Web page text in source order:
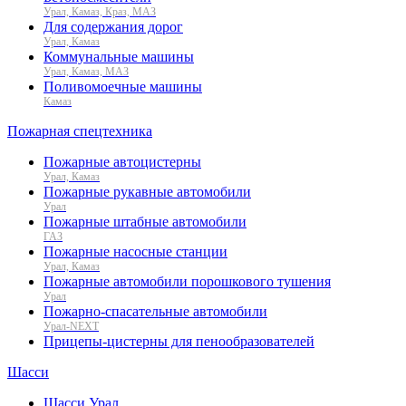
Урал, Камаз, Краз, МАЗ
Для содержания дорог
Урал, Камаз
Коммунальные машины
Урал, Камаз, МАЗ
Поливомоечные машины
Камаз
Пожарная спецтехника
Пожарные автоцистерны
Урал, Камаз
Пожарные рукавные автомобили
Урал
Пожарные штабные автомобили
ГАЗ
Пожарные насосные станции
Урал, Камаз
Пожарные автомобили порошкового тушения
Урал
Пожарно-спасательные автомобили
Урал-NEXT
Прицепы-цистерны для пенообразователей
Шасси
Шасси Урал